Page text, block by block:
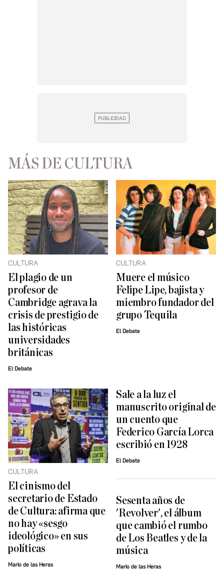
MÁS DE CULTURA
CULTURA
El plagio de un
profesor de
Cambridge agrava la
crisis de prestigio de
las históricas
universidades
británicas
El Debate
CULTURA
Muere el músico
Felipe Lipe, bajista y
miembro fundador del
grupo Tequila
El Debate
CULTURA
El cinismo del
secretario de Estado
de Cultura: afirma que
no hay «sesgo
ideológico» en sus
políticas
Mario de las Heras
Sale a la luz el
manuscrito original de
un cuento que
Federico García Lorca
escribió en 1928
El Debate
Sesenta años de
'Revolver', el álbum
que cambió el rumbo
de Los Beatles y de la
música
Mario de las Heras